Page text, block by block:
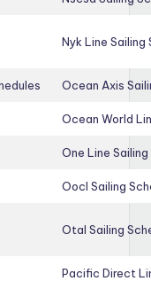
Nyk Line Sailing
Ocean Axis
Ocean World
One Line
Oocl Sailing
Otal Sailing
Pacific Direct